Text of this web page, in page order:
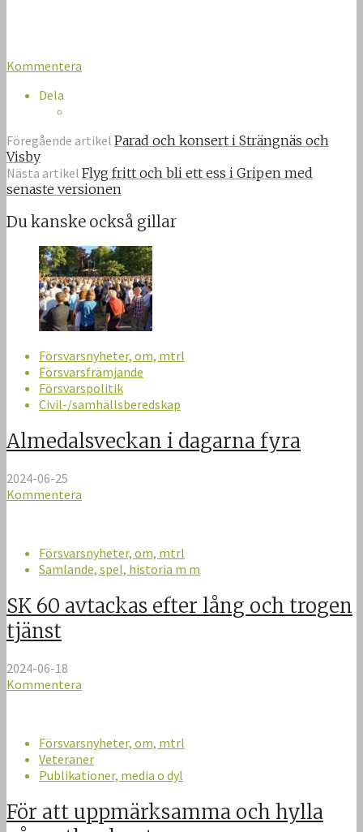
Kommentera
Dela
Föregående artikel Parad och konsert i Strängnäs och
Visby
Nästa artikel Flyg fritt och bli ett ess i Gripen med
senaste versionen
Du kanske också gillar
Försvarsnyheter, om, mtrl
Försvarsfrämjande
Försvarspolitik
Civil-/samhällsberedskap
Almedalsveckan i dagarna fyra
2024-06-25
Kommentera
Försvarsnyheter, om, mtrl
Samlande, spel, historia m m
SK 60 avtackas efter lång och trogen
tjänst
2024-06-18
Kommentera
Försvarsnyheter, om, mtrl
Veteraner
Publikationer, media o dyl
För att uppmärksamma och hylla